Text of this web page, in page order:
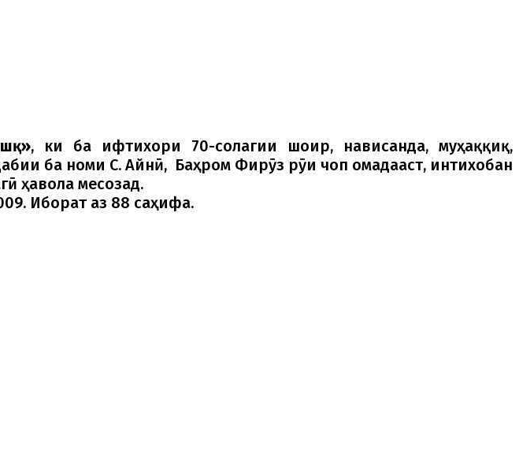
, ки ба ифтихори 70-солагии шоир, нависанда, муҳаққиқ,
ба номи С. Айнӣ, Баҳром Фирӯз рӯи чоп омадааст, интихобан
ҳавола месозад.
Иборат аз 88 саҳифа.